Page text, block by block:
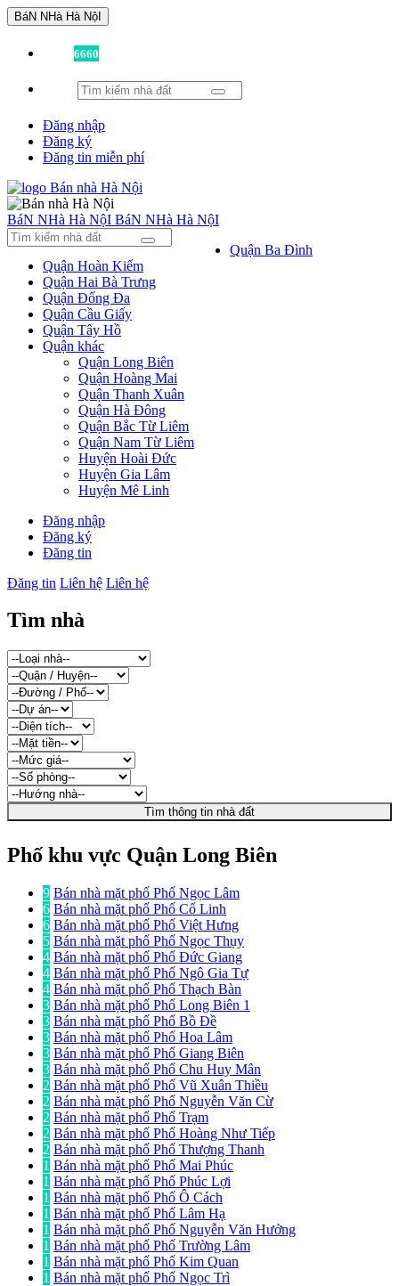
BáN NHà Hà NộI
6660
Đăng nhập
Đăng ký
Đăng tin miễn phí
BáN NHà Hà NộI BáN NHà Hà NộI
Quận Ba Đình
Quận Hoàn Kiếm
Quận Hai Bà Trưng
Quận Đống Đa
Quận Cầu Giấy
Quận Tây Hồ
Quận khác
Quận Long Biên
Quận Hoàng Mai
Quận Thanh Xuân
Quận Hà Đông
Quận Bắc Từ Liêm
Quận Nam Từ Liêm
Huyện Hoài Đức
Huyện Gia Lâm
Huyện Mê Linh
Đăng nhập
Đăng ký
Đăng tin
Đăng tin Liên hệ Liên hệ
Tìm nhà
Tìm thông tin nhà đất
Phố khu vực Quận Long Biên
9 Bán nhà mặt phố Phố Ngọc Lâm
6 Bán nhà mặt phố Phố Cổ Linh
6 Bán nhà mặt phố Phố Việt Hưng
5 Bán nhà mặt phố Phố Ngọc Thụy
4 Bán nhà mặt phố Phố Đức Giang
4 Bán nhà mặt phố Phố Ngô Gia Tự
4 Bán nhà mặt phố Phố Thạch Bàn
3 Bán nhà mặt phố Phố Long Biên 1
3 Bán nhà mặt phố Phố Bồ Đề
3 Bán nhà mặt phố Phố Hoa Lâm
3 Bán nhà mặt phố Phố Giang Biên
3 Bán nhà mặt phố Phố Chu Huy Mân
2 Bán nhà mặt phố Phố Vũ Xuân Thiều
2 Bán nhà mặt phố Phố Nguyễn Văn Cừ
2 Bán nhà mặt phố Phố Trạm
2 Bán nhà mặt phố Phố Hoàng Như Tiếp
2 Bán nhà mặt phố Phố Thượng Thanh
1 Bán nhà mặt phố Phố Mai Phúc
1 Bán nhà mặt phố Phố Phúc Lợi
1 Bán nhà mặt phố Phố Ô Cách
1 Bán nhà mặt phố Phố Lâm Hạ
1 Bán nhà mặt phố Phố Nguyễn Văn Hưởng
1 Bán nhà mặt phố Phố Trường Lâm
1 Bán nhà mặt phố Phố Kim Quan
1 Bán nhà mặt phố Phố Ngọc Trì